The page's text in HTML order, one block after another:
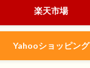
楽天市場
Yahooショッピング